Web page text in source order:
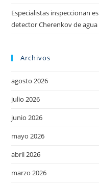
Especialistas inspeccionan
detector Cherenkov de agua
Archivos
agosto 2026
julio 2026
junio 2026
mayo 2026
abril 2026
marzo 2026